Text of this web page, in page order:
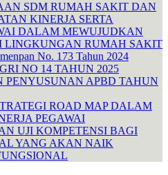
SDM RUMAH SAKIT DAN
KINERJA SERTA
DALAM MEWUJUDKAN
LINGKUNGAN RUMAH SAKIT
No. 173 Tahun 2024
NO 14 TAHUN 2025
PENYUSUNAN APBD TAHUN
ROAD MAP DALAM
PEGAWAI
UJI KOMPETENSI BAGI
YANG AKAN NAIK